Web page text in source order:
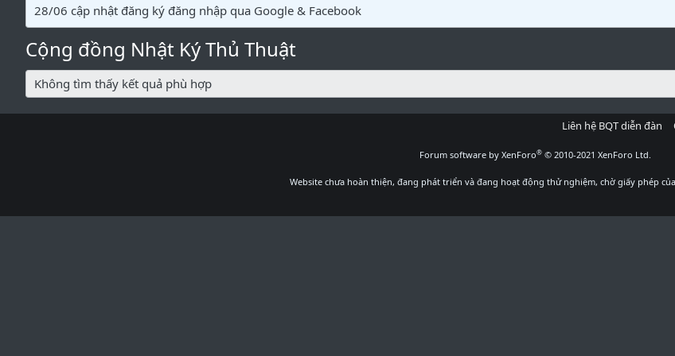
28/06 cập nhật đăng ký đăng nhập qua Google & Facebook
Cộng đồng Nhật Ký Thủ Thuật
Không tìm thấy kết quả phù hợp
Liên hệ BQT diễn đàn
Forum software by XenForo® © 2010-2021 XenForo Ltd.
Website chưa hoàn thiện, đang phát triển và đang hoạt động thử nghiệm, chờ giấy phép của